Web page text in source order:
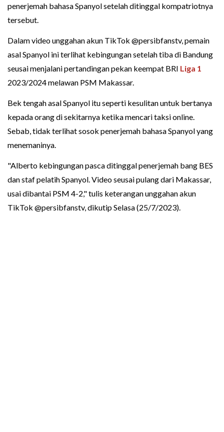
penerjemah bahasa Spanyol setelah ditinggal kompatriotnya
tersebut.
Dalam video unggahan akun TikTok @persibfanstv, pemain
asal Spanyol ini terlihat kebingungan setelah tiba di Bandung
seusai menjalani pertandingan pekan keempat BRI Liga 1
2023/2024 melawan PSM Makassar.
Bek tengah asal Spanyol itu seperti kesulitan untuk bertanya
kepada orang di sekitarnya ketika mencari taksi online.
Sebab, tidak terlihat sosok penerjemah bahasa Spanyol yang
menemaninya.
"Alberto kebingungan pasca ditinggal penerjemah bang BES
dan staf pelatih Spanyol. Video seusai pulang dari Makassar,
usai dibantai PSM 4-2," tulis keterangan unggahan akun
TikTok @persibfanstv, dikutip Selasa (25/7/2023).